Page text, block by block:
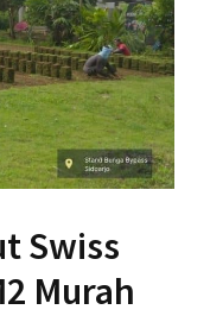
Swiss
Murah